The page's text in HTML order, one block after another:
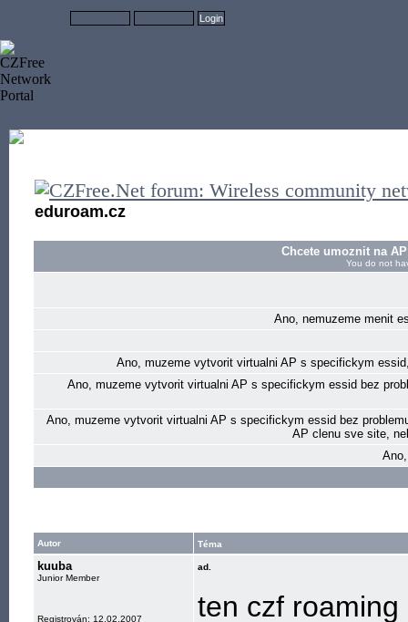
eduroam.cz
Chcete umoznit na
You do not
Ano, nemuzeme menit
Ano, muzeme vytvorit virtualni AP s specifickym
Ano, muzeme vytvorit virtualni AP s specifickym essid bez
Ano, muzeme vytvorit virtualni AP s specifickym essid bez
AP clenu sve site,
Autor Téma
kuuba
Junior Member
Registrován: 12.02.2007
ad.
ten czf